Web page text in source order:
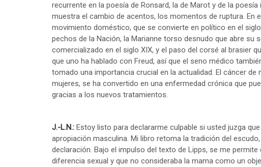
recurrente en la poesía de Ronsard, la de Marot y de la
muestra el cambio de acentos, los momentos de ruptura. En
movimiento doméstico, que se convierte en político en el
pechos de la Nación, la Marianne torso desnudo que abre su
comercializado en el siglo XIX, y el paso del corsé al brasier
que uno ha hablado con Freud, así que el seno médico
tomado una importancia crucial en la actualidad. El cáncer
mujeres, se ha convertido en una enfermedad crónica que
gracias a los nuevos tratamientos.
J.-L.N.: Estoy listo para declararme culpable si usted juzga
apropiación masculina. Mi libro retoma la tradición del
declaración. Bajo el impulso del texto de Lipps, se me
diferencia sexual y que no consideraba la mama como un